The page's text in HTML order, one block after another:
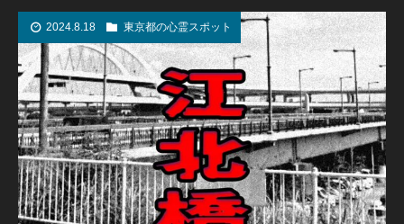
2024.8.18 東京都の心霊スポット